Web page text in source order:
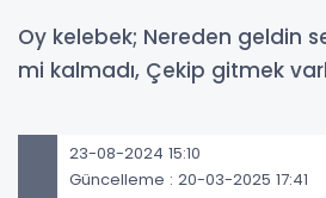
Oy kelebek; Nereden geldin
mi kalmadı, Çekip gitmek
23-08-2024 15:10
Güncelleme : 20-03-2025 17:41